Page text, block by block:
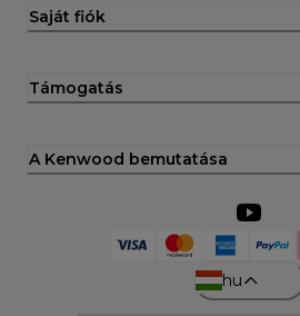
Saját fiók
Támogatás
A Kenwood bemutatása
hu